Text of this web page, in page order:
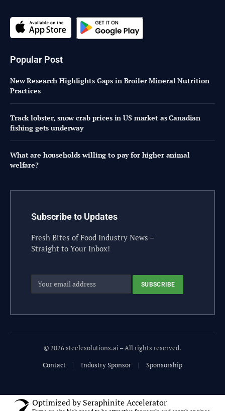
Popular Post
New Research Highlights Gaps in Broiler Mineral Nutrition
Practices
Track lobster, snow crab prices in US market as Canadian
fishing gets underway
What are households willing to pay for higher animal
welfare?
Subscribe to Updates
Fresh Bites of Food Industry News –
Straight to Your Inbox!
© 2026 steelesolutions.ai – All rights reserved.
Contact
Industry Sponsor Sponsorship
Optimized by Seraphinite Accelerator